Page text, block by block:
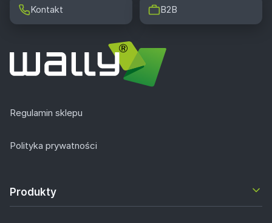
Kontakt B2B
Regulamin sklepu
Polityka prywatności
Produkty